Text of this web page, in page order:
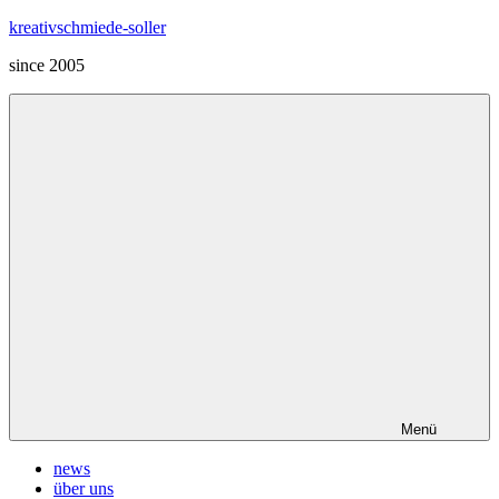
Zum
springen
kreativschmiede-soller
since 2005
Menü
news
über uns